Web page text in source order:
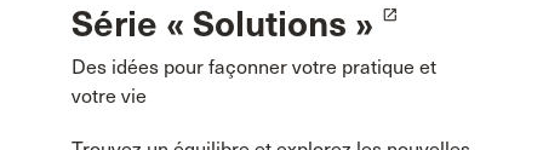
Série « Solutions » launch
Des idées pour façonner votre pratique et
votre vie